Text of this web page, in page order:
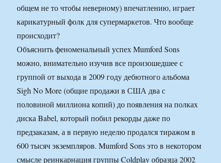
общем не то чтобы неверному) впечатлению, играет
карикатурный фолк для супермаркетов. Что вообще
происходит?
Объяснить феноменальный успех Mumford Sons
можно, внимательно изучив все произошедшее с
группой от выхода в 2009 году дебютного альбома
Sigh No More (общие продажи в США два с
половиной миллиона копий) до появления на полках
диска Babel, который побил рекорды даже по
предзаказам, а в первую неделю продался тиражом в
600 тысяч экземпляров. Mumford Sons это в некотором
смысле реинкарнация группы Coldplay образца 2002